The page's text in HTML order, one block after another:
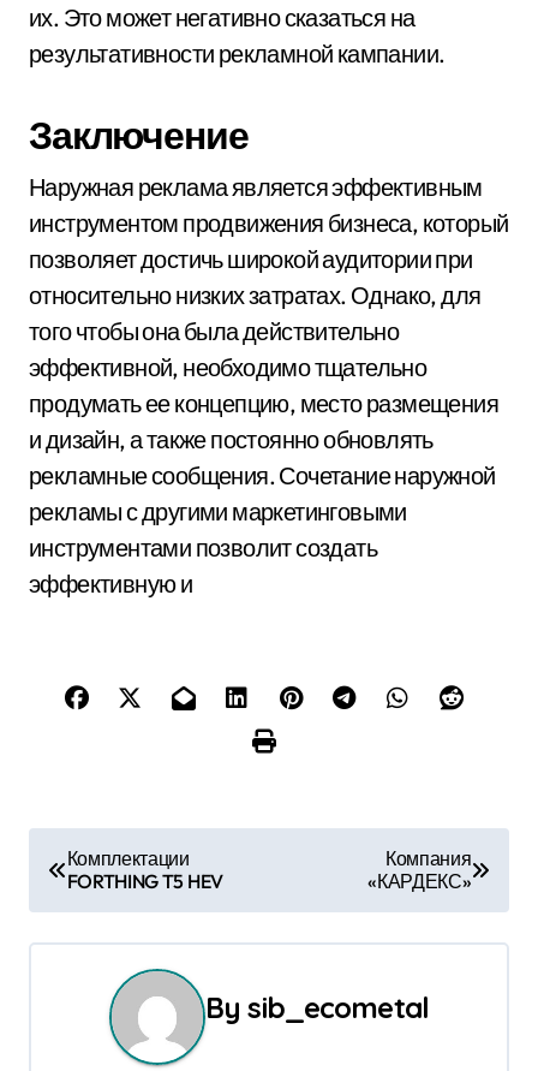
их. Это может негативно сказаться на
результативности рекламной кампании.
Заключение
Наружная реклама является эффективным
инструментом продвижения бизнеса, который
позволяет достичь широкой аудитории при
относительно низких затратах. Однако, для
того чтобы она была действительно
эффективной, необходимо тщательно
продумать ее концепцию, место размещения
и дизайн, а также постоянно обновлять
рекламные сообщения. Сочетание наружной
рекламы с другими маркетинговыми
инструментами позволит создать
эффективную и
а
в
Комплектации
FORTHING T5 HEV
Компания
«КАРДЕКС»
Bysib_ecometal